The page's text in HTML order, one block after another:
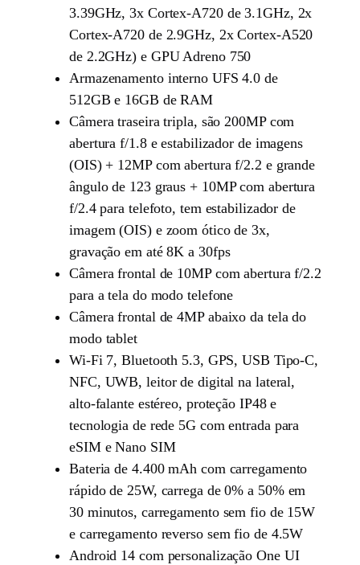
3.39GHz, 3x Cortex-A720 de 3.1GHz, 2x
Cortex-A720 de 2.9GHz, 2x Cortex-A520
de 2.2GHz) e GPU Adreno 750
Armazenamento interno UFS 4.0 de
512GB e 16GB de RAM
Câmera traseira tripla, são 200MP com
abertura f/1.8 e estabilizador de imagens
(OIS) + 12MP com abertura f/2.2 e grande
ângulo de 123 graus + 10MP com abertura
f/2.4 para telefoto, tem estabilizador de
imagem (OIS) e zoom ótico de 3x,
gravação em até 8K a 30fps
Câmera frontal de 10MP com abertura f/2.2
para a tela do modo telefone
Câmera frontal de 4MP abaixo da tela do
modo tablet
Wi-Fi 7, Bluetooth 5.3, GPS, USB Tipo-C,
NFC, UWB, leitor de digital na lateral,
alto-falante estéreo, proteção IP48 e
tecnologia de rede 5G com entrada para
eSIM e Nano SIM
Bateria de 4.400 mAh com carregamento
rápido de 25W, carrega de 0% a 50% em
30 minutos, carregamento sem fio de 15W
e carregamento reverso sem fio de 4.5W
Android 14 com personalização One UI